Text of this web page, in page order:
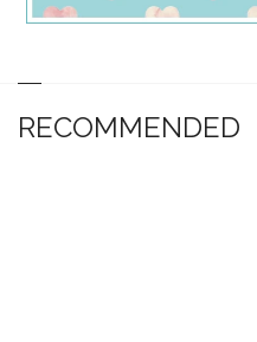
RECOMMENDED